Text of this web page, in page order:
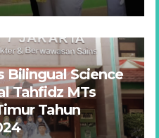
Bilingual Science
Tahfidz MTs
Tahun